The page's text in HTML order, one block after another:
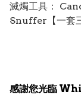
滅燭工具：
Snuffer【一套
感謝您光臨